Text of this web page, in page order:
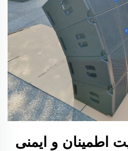
اطمینان و ایمنی